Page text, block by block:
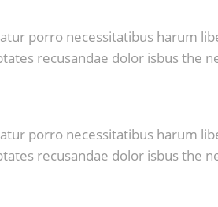
porro necessitatibus harum
recusandae dolor isbus the
porro necessitatibus harum
recusandae dolor isbus the